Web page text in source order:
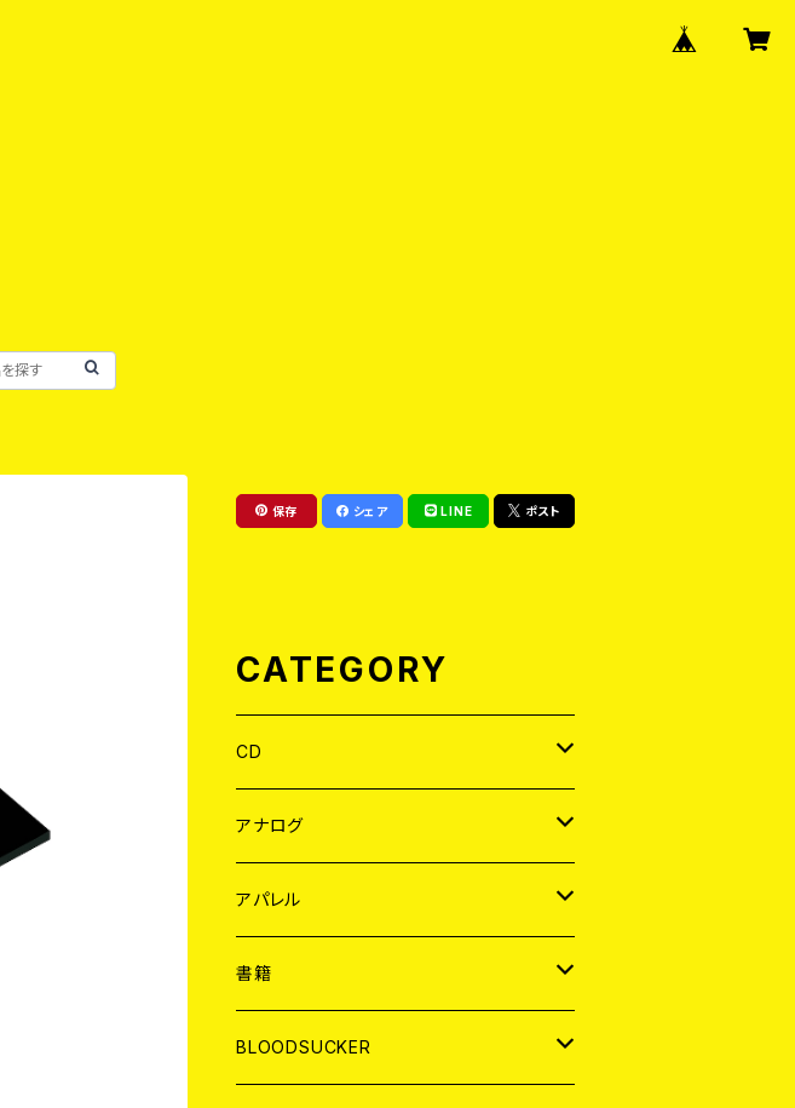
保存 シェア LINE ポスト
CATEGORY
CD
JAPAN
WORLD
アナログ
JAPAN
７EP
LP
WORLD
7EP
アパレル
JAPAN
T-shirt
WORLD
書籍
MAGAZINE
BLOODSUCKER